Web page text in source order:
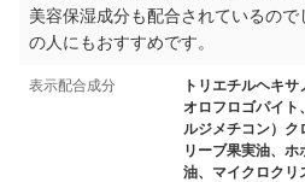
美容保湿成分も配合されているの
の人にもおすすめです。
表示配合成分
トリエチルヘキ
オロフロゴパイト
ルジメチコン）ク
リーブ果実油、
油、マイクロクリ